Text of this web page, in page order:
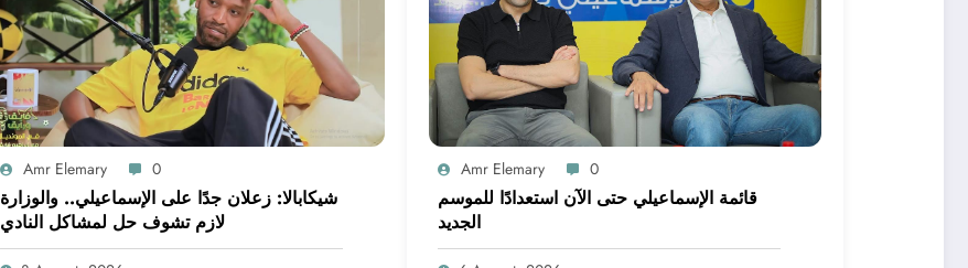
Amr Elemary 0
شيكابالا: زعلان جدًا على الإسماعيلي.. والوزارة
لازم تشوف حل لمشاكل النادي
Amr Elemary 0
قائمة الإسماعيلي حتى الآن استعدادًا للموسم
الجديد